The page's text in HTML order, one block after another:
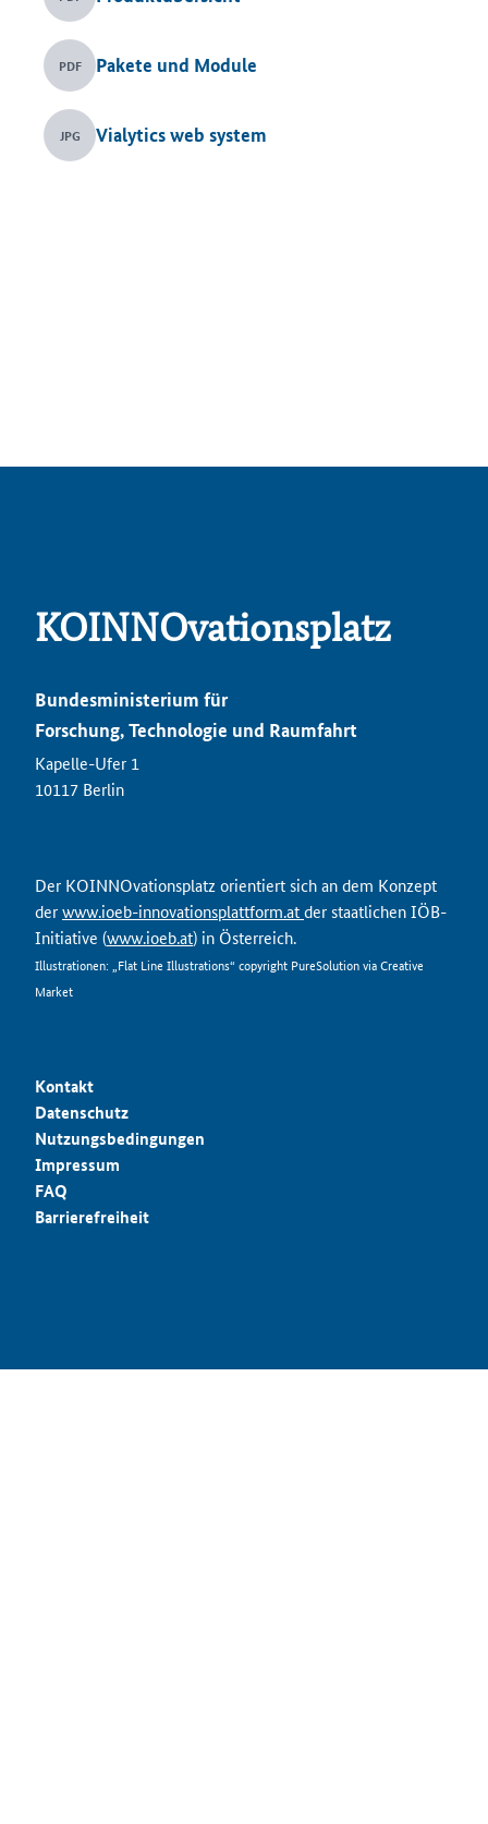
PDF Pakete und Module
JPG Vialytics web system
KOINNOvationsplatz
Bundesministerium für
Forschung, Technologie und Raumfahrt
Kapelle-Ufer 1
10117 Berlin
Der KOINNOvationsplatz orientiert sich an dem Konzept
derwww.ioeb-innovationsplattform.atder staatlichen IÖB-
Initiative (www.ioeb.at) in Österreich.
Illustrationen: „Flat Line Illustrations“ copyright PureSolution via Creative
Market
Kontakt
Datenschutz
Nutzungsbedingungen
Impressum
FAQ
Barrierefreiheit